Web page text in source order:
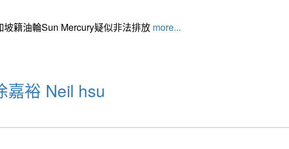
籍油輪Sun Mercury疑似非法排放 more...
嘉裕 Neil hsu